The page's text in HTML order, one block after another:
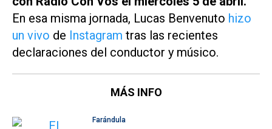
En esa misma jornada, Lucas Benvenuto hizo
un vivo de Instagram tras las recientes
declaraciones del conductor y músico.
MÁS INFO
Farándula